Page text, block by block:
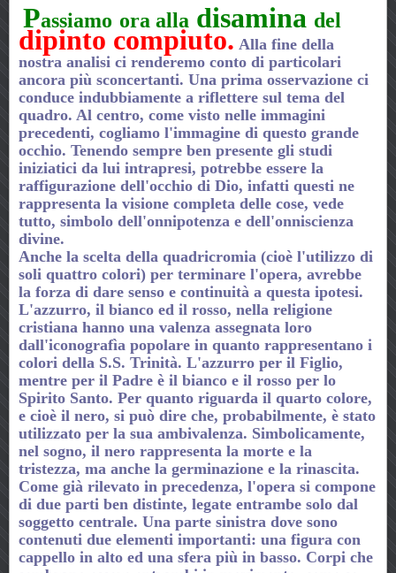
Passiamo ora alla disamina del
dipinto compiuto. Alla fine della
nostra analisi ci renderemo conto di particolari
ancora più sconcertanti. Una prima osservazione ci
conduce indubbiamente a riflettere sul tema del
quadro. Al centro, come visto nelle immagini
precedenti, cogliamo l'immagine di questo grande
occhio. Tenendo sempre ben presente gli studi
iniziatici da lui intrapresi, potrebbe essere la
raffigurazione dell'occhio di Dio, infatti questi ne
rappresenta la visione completa delle cose, vede
tutto, simbolo dell'onnipotenza e dell'onniscienza
divine.
Anche la scelta della quadricromia (cioè l'utilizzo di
soli quattro colori) per terminare l'opera, avrebbe
la forza di dare senso e continuità a questa ipotesi.
L'azzurro, il bianco ed il rosso, nella religione
cristiana hanno una valenza assegnata loro
dall'iconografìa popolare in quanto rappresentano i
colori della S.S. Trinità. L'azzurro per il Figlio,
mentre per il Padre è il bianco e il rosso per lo
Spirito Santo. Per quanto riguarda il quarto colore,
e cioè il nero, si può dire che, probabilmente, è stato
utilizzato per la sua ambivalenza. Simbolicamente,
nel sogno, il nero rappresenta la morte e la
tristezza, ma anche la germinazione e la rinascita.
Come già rilevato in precedenza, l'opera si compone
di due parti ben distinte, legate entrambe solo dal
soggetto centrale. Una parte sinistra dove sono
contenuti due elementi importanti: una figura con
cappello in alto ed una sfera più in basso. Corpi che